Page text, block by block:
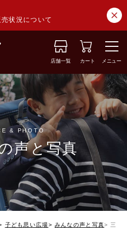
状況について
店舗一覧 カート メニュー
& PHOTO
声と写真
子ども思い広場 みんなの声と写真 三重